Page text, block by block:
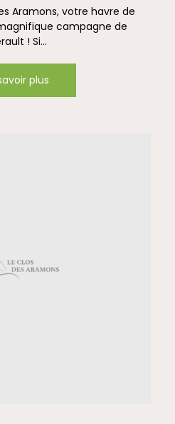
Aramons, votre havre de
campagne de
! Si...
plus